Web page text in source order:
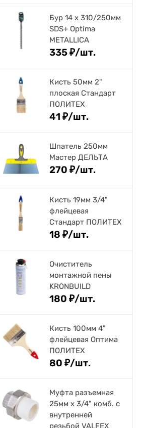
Бур 14 х 310/250мм
SDS+ Optima
METALLICA
335₽/шт.
Кисть 50мм 2"
плоская Стандарт
ПОЛИТЕХ
41 ₽/шт.
Шпатель 250мм
Мастер ДЕЛЬТА
270 ₽/шт.
Кисть 19мм 3/4"
флейцевая
Стандарт ПОЛИТЕХ
18 ₽/шт.
Очиститель
монтажной пены
KRONBUILD
180 ₽/шт.
Кисть 100мм 4"
флейцевая Оптима
ПОЛИТЕХ
80 ₽/шт.
Муфта разъемная
25мм х 3/4" комб. с
внутренней
резьбой VALFEX